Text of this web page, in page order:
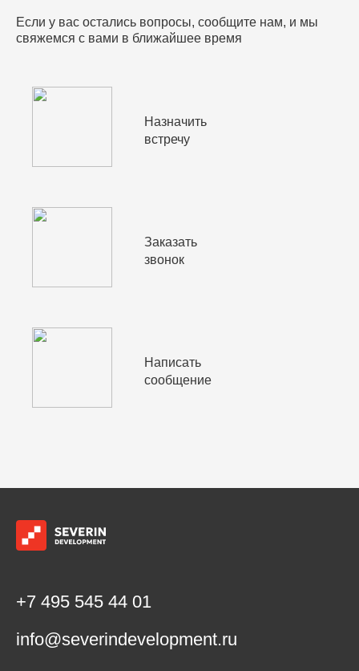
Если у вас остались вопросы, сообщите нам, и мы
свяжемся с вами в ближайшее время
Назначить
встречу
Заказать
звонок
Написать
сообщение
+7 495 545 44 01
info@severindevelopment.ru